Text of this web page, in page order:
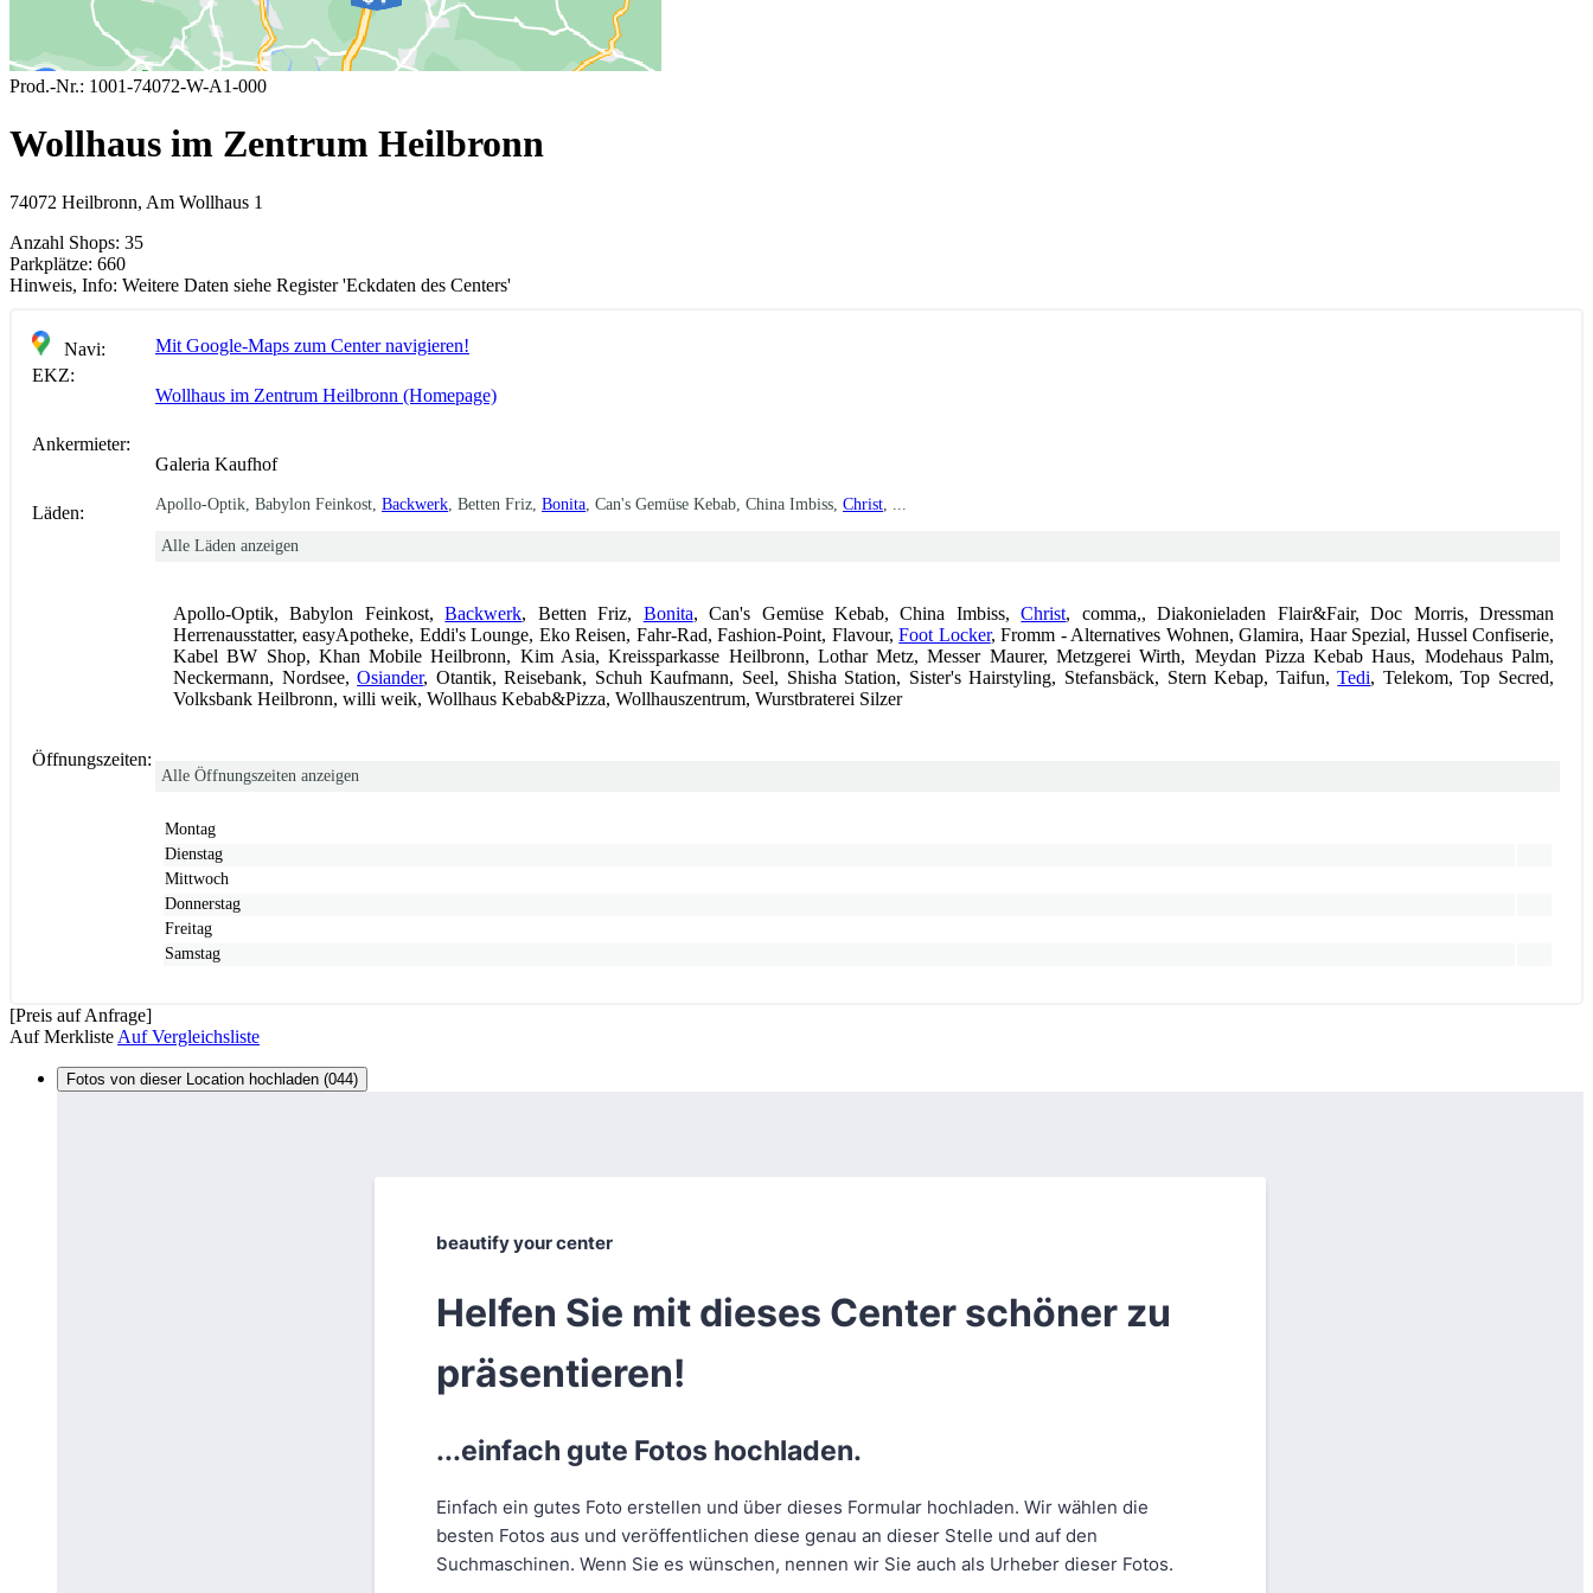
Prod.-Nr.: 1001-74072-W-A1-000
Wollhaus im Zentrum Heilbronn
74072 Heilbronn, Am Wollhaus 1
Anzahl Shops: 35
Parkplätze: 660
Hinweis, Info: Weitere Daten siehe Register 'Eckdaten des Centers'
Navi:
Mit Google-Maps zum Center navigieren!
EKZ:
Wollhaus im Zentrum Heilbronn (Homepage)
Ankermieter:
Galeria Kaufhof
Läden: Apollo-Optik, Babylon Feinkost, Backwerk , Betten Friz, Bonita , Can's Gemüse Kebab, China Imbiss, Christ
Alle Läden anzeigen
Apollo-Optik, Babylon Feinkost,Backwerk, Betten Friz, Bonita, Can's Gemüse Kebab, China Imbiss,Christ, comma,, Diakonieladen Flair&Fair, Doc Morris, Dressman
Herrenausstatter, easyApotheke, Eddi's Lounge, Eko Reisen, Fahr-Rad, Fashion-Point, Flavour,Foot Locker, Fromm - Alternatives Wohnen, Glamira, Haar Spezial, Hussel Confiserie,
Kabel BW Shop, Khan Mobile Heilbronn, Kim Asia, Kreissparkasse Heilbronn, Lothar Metz, Messer Maurer, Metzgerei Wirth, Meydan Pizza Kebab Haus, Modehaus Palm,
Neckermann, Nordsee,Osiander, Otantik, Reisebank, Schuh Kaufmann, Seel, Shisha Station, Sister's Hairstyling, Stefansbäck, Stern Kebap, Taifun,Tedi, Telekom, Top Secred,
Volksbank Heilbronn, willi weik, Wollhaus Kebab&Pizza, Wollhauszentrum, Wurstbraterei Silzer
Öffnungszeiten:
Alle Öffnungszeiten anzeigen
Montag
Dienstag
Mittwoch
Donnerstag
Freitag
Samstag
[Preis auf Anfrage]
Auf Merkliste Auf Vergleichsliste
Fotos von dieser Location hochladen (044)